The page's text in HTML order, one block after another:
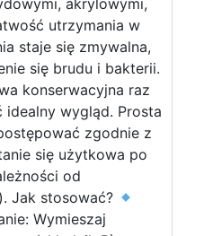
akrylowymi,
utrzymania w
staje się zmywalna,
się brudu i bakterii.
konserwacyjna raz
wygląd. Prosta
zgodnie z
się użytkowa po
od
Jak stosować?
Wymieszaj